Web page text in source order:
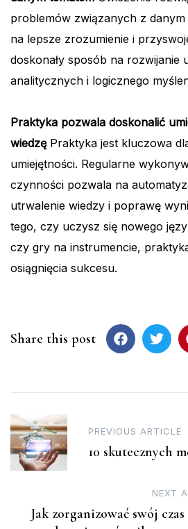
problemów związanych z
na lepsze zrozumienie i
doskonały sposób na rozwijanie
analitycznych i logicznego
Praktyka pozwala doskonalić
wiedzęPraktyka jest kluczowa
umiejętności. Regularne
czynności pozwala na
utrwalenie wiedzy i poprawę
tego, czy uczysz się nowego
czy gry na instrumencie,
osiągnięcia sukcesu.
Share this post
Post
navigation
PREVIOUS ARTICLE
10 skutecznych
NEXT
Jak zorganizować swój